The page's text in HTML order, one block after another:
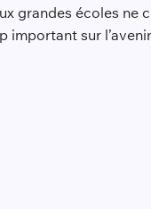
grandes écoles ne
important sur